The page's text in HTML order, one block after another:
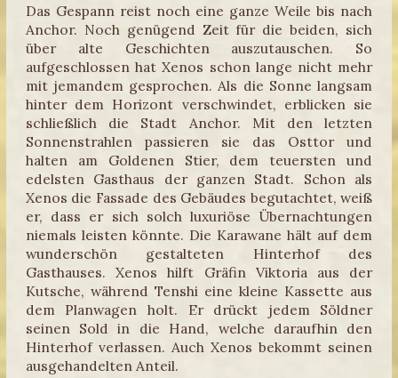
Das Gespann reist noch eine ganze Weile bis nach
Anchor. Noch genügend Zeit für die beiden, sich
über alte Geschichten auszutauschen. So
aufgeschlossen hat Xenos schon lange nicht mehr
mit jemandem gesprochen. Als die Sonne langsam
hinter dem Horizont verschwindet, erblicken sie
schließlich die Stadt Anchor. Mit den letzten
Sonnenstrahlen passieren sie das Osttor und
halten am Goldenen Stier, dem teuersten und
edelsten Gasthaus der ganzen Stadt. Schon als
Xenos die Fassade des Gebäudes begutachtet, weiß
er, dass er sich solch luxuriöse Übernachtungen
niemals leisten könnte. Die Karawane hält auf dem
wunderschön gestalteten Hinterhof des
Gasthauses. Xenos hilft Gräfin Viktoria aus der
Kutsche, während Tenshi eine kleine Kassette aus
dem Planwagen holt. Er drückt jedem Söldner
seinen Sold in die Hand, welche daraufhin den
Hinterhof verlassen. Auch Xenos bekommt seinen
ausgehandelten Anteil.